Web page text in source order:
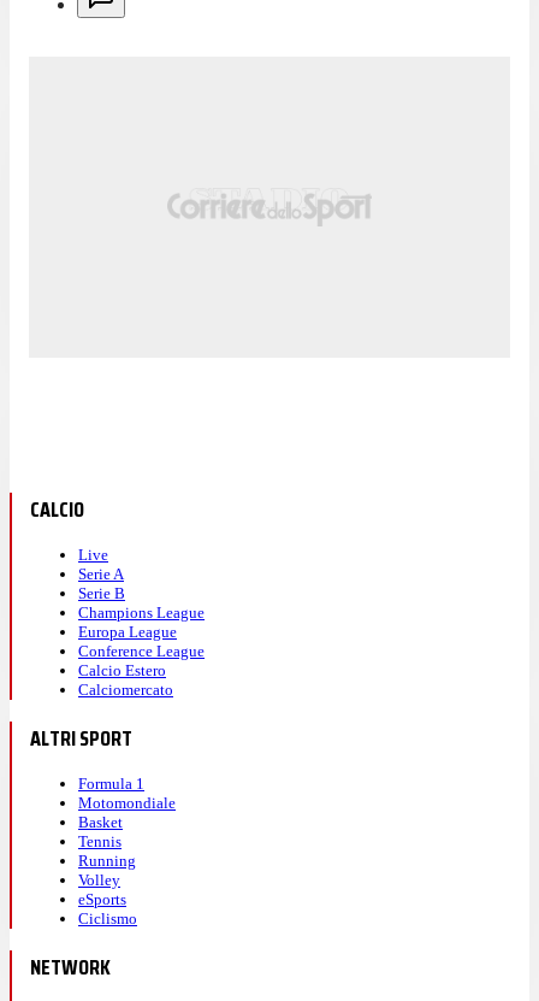
CALCIO
Live
Serie A
Serie B
Champions League
Europa League
Conference League
Calcio Estero
Calciomercato
ALTRI SPORT
Formula 1
Motomondiale
Basket
Tennis
Running
Volley
eSports
Ciclismo
NETWORK